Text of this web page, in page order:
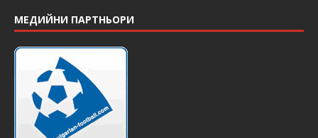
МЕДИЙНИ ПАРТНЬОРИ